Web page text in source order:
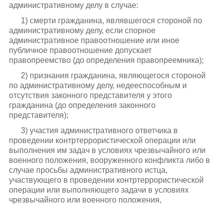
административному делу в случае:
1) смерти гражданина, являвшегося стороной по
административному делу, если спорное
административное правоотношение или иное
публичное правоотношение допускает
правопреемство (до определения правопреемника);
2) признания гражданина, являющегося стороной
по административному делу, недееспособным и
отсутствия законного представителя у этого
гражданина (до определения законного
представителя);
3) участия административного ответчика в
проведении контртеррористической операции или
выполнения им задач в условиях чрезвычайного или
военного положения, вооруженного конфликта либо в
случае просьбы административного истца,
участвующего в проведении контртеррористической
операции или выполняющего задачи в условиях
чрезвычайного или военного положения,